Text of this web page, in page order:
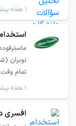
۱ هفته پیش
نوبران
تمام وقت
۱ هفته پیش
افسری